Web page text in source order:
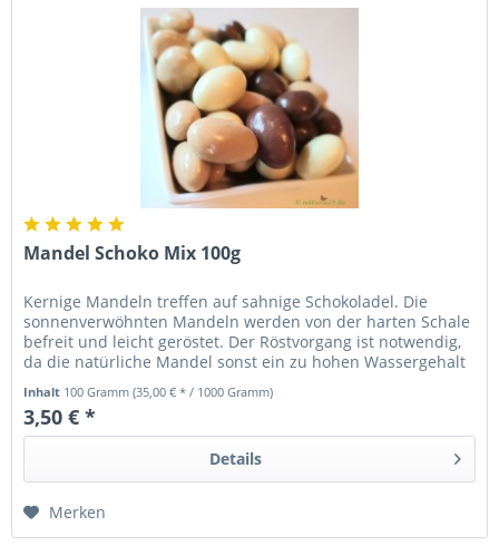
Mandel Schoko Mix 100g
Kernige Mandeln treffen auf sahnige Schokoladel. Die
sonnenverwöhnten Mandeln werden von der harten Schale
befreit und leicht geröstet. Der Röstvorgang ist notwendig,
da die natürliche Mandel sonst ein zu hohen Wassergehalt
Inhalt 100 Gramm(35,00 € * / 1000 Gramm)
3,50 € *
Details
Merken